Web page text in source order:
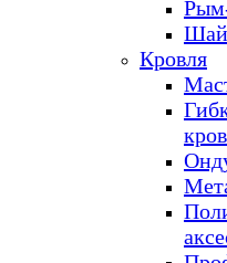
Кровля